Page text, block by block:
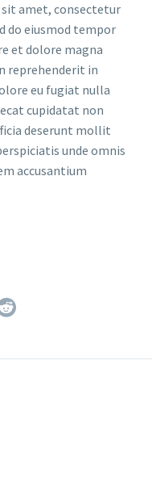
amet, consectetur
do eiusmod tempor
et dolore magna
reprehenderit in
eu fugiat nulla
cupidatat non
deserunt mollit
unde omnis
accusantium